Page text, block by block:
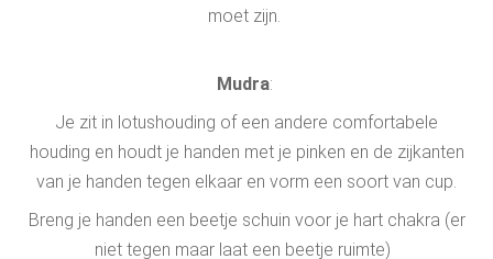
moet zijn.
Mudra:
Je zit in lotushouding of een andere comfortabele
houding en houdt je handen met je pinken en de zijkanten
van je handen tegen elkaar en vorm een soort van cup.
Breng je handen een beetje schuin voor je hart chakra (er
niet tegen maar laat een beetje ruimte)